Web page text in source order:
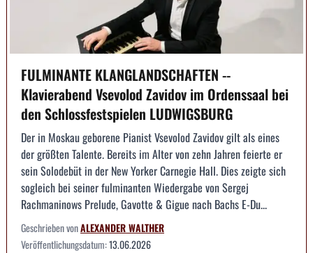
FULMINANTE KLANGLANDSCHAFTEN --
Klavierabend Vsevolod Zavidov im Ordenssaal bei
den Schlossfestspielen LUDWIGSBURG
Der in Moskau geborene Pianist Vsevolod Zavidov gilt als eines
der größten Talente. Bereits im Alter von zehn Jahren feierte er
sein Solodebüt in der New Yorker Carnegie Hall. Dies zeigte sich
sogleich bei seiner fulminanten Wiedergabe von Sergej
Rachmaninows Prelude, Gavotte & Gigue nach Bachs E-Du...
Geschrieben vonALEXANDER WALTHER
Veröffentlichungsdatum:13.06.2026